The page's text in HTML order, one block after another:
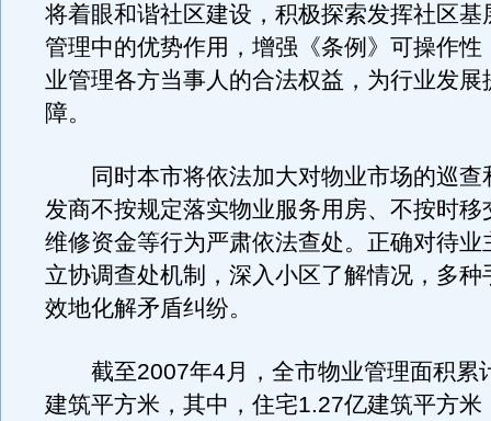
将着眼和谐社区建设，积极探索发挥社区基
管理中的优势作用，增强《条例》可操作性
业管理各方当事人的合法权益，为行业发展
障。
同时本市将依法加大对物业市场的巡查
发商不按规定落实物业服务用房、不按时移
维修资金等行为严肃依法查处。正确对待业
立协调查处机制，深入小区了解情况，多种
效地化解矛盾纠纷。
截至2007年4月，全市物业管理面积累
建筑平方米，其中，住宅1.27亿建筑平方米